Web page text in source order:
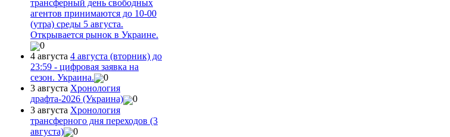
трансферный день свободных
агентов принимаются до 10-00
(утра) среды 5 августа.
Открывается рынок в Украине.
0
4 августа 4 августа (вторник) до
23:59 - цифровая заявка на
сезон. Украина.
0
3 августа Хронология
драфта-2026 (Украина)
0
3 августа Хронология
трансферного дня переходов (3
августа)
0